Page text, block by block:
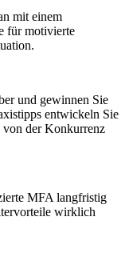
mit einem
für motivierte
und gewinnen Sie
entwickeln Sie
von der Konkurrenz
MFA langfristig
wirklich